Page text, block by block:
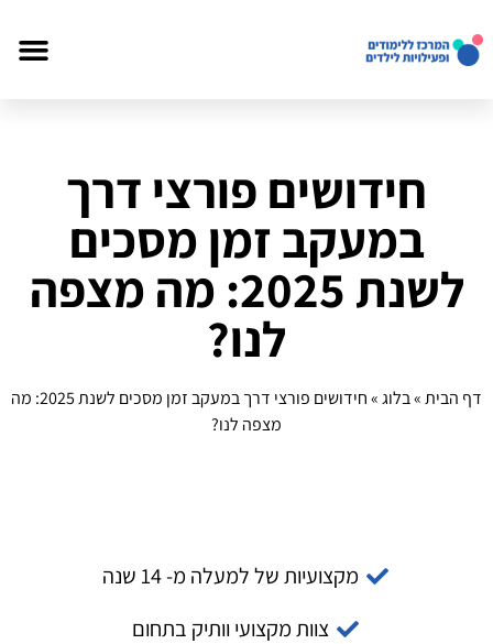
חידושים פורצי דרך
במעקב זמן מסכים
לשנת 2025: מה מצפה
לנו?
דף הבית»בלוג»
חידושים פורצי דרך במעקב זמן מסכים לשנת 2025: מה
מצפה לנו?
מקצועיות של למעלה מ- 14 שנה
צוות מקצועי וותיק בתחום